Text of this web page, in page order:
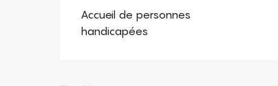
Accueil de personnes
handicapées